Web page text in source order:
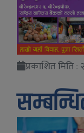
प्रकाशित मिति